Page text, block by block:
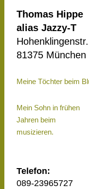
Thomas Hippe
alias Jazzy-T
81375 München
Meine Töchter beim
Mein Sohn in frühen
Jahren beim
musizieren.
Telefon:
089-23965727